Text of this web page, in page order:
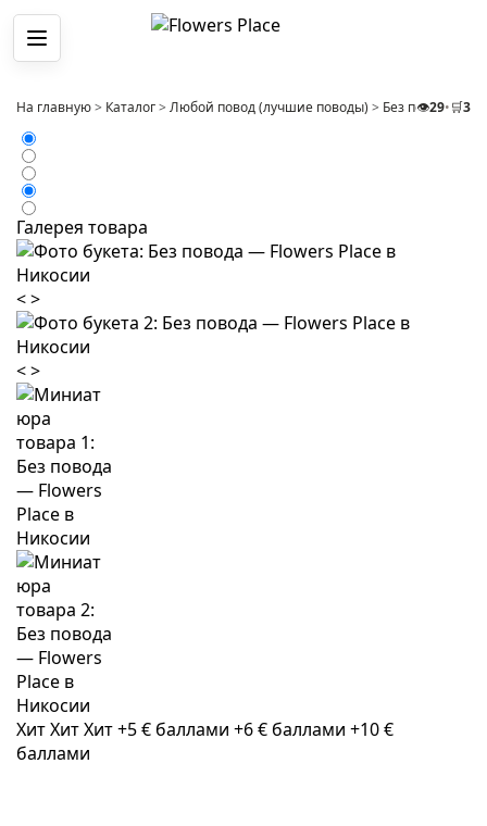
Меню
На главную> Каталог> Любой повод (лучшие поводы) > Без повода>
👁️29•🛒3
Галерея товара
<>
<>
ХитХитХит+5 € баллами +6 € баллами +10 €
баллами